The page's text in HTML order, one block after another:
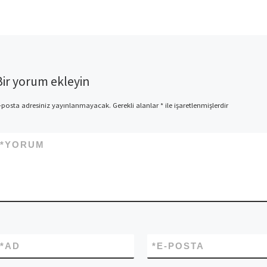
yorum ekleyin
posta adresiniz yayınlanmayacak. Gerekli alanlar*ile işaretlenmişlerdir
YORUM
*
AD
* E-POSTA
*